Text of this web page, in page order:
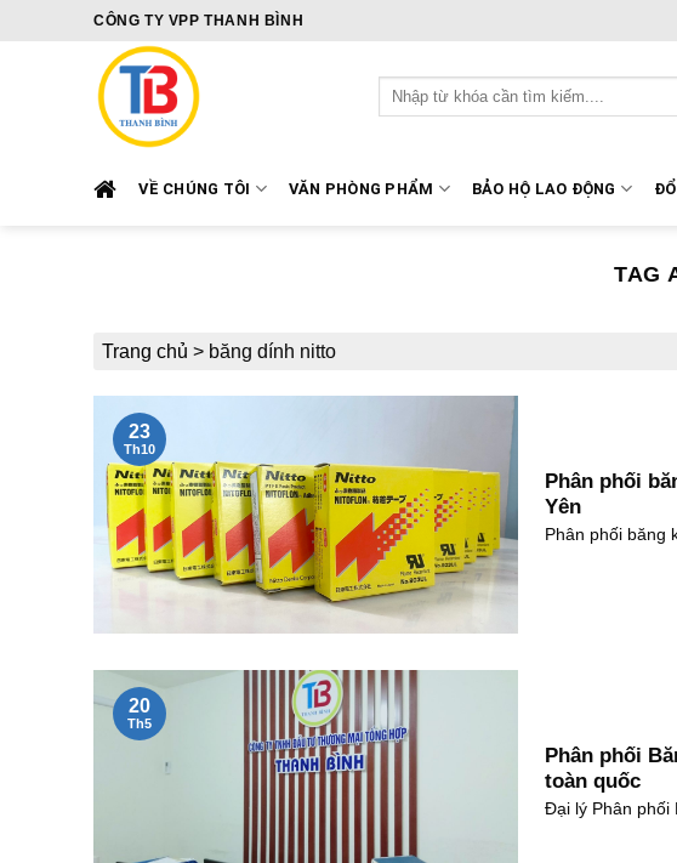
CÔNG TY VPP THANH BÌNH
Tìm
kiếm:
VỀ CHÚNG TÔI VĂN PHÒNG PHẨM BẢO HỘ LAO ĐỘNG
TAG
Trang chủ > băng dính nitto
Phân phối
Yên
Phân phối băng
23
Th10
Phân phối
toàn quốc
Đại lý Phân phối
20
Th5